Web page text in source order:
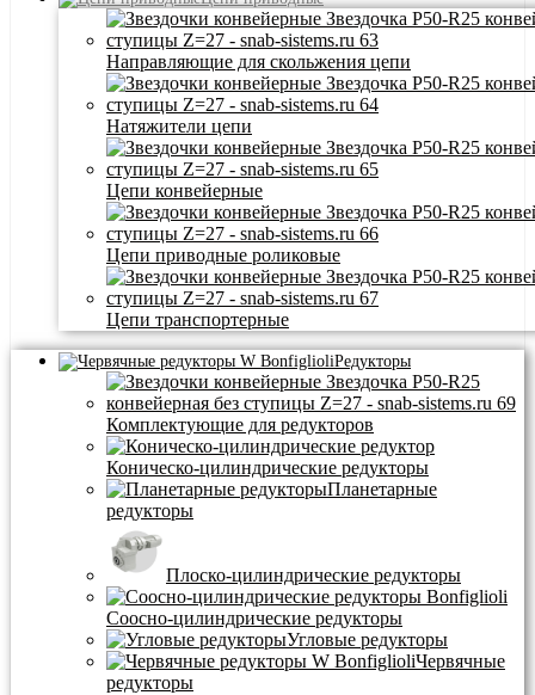
Направляющие для скольжения цепи
Натяжители цепи
Цепи конвейерные
Цепи приводные роликовые
Цепи транспортерные
Редукторы
Комплектующие для редукторов
Коническо-цилиндрические редукторы
Планетарные
редукторы
Плоско-цилиндрические редукторы
Соосно-цилиндрические редукторы
Угловые редукторы
Червячные
редукторы